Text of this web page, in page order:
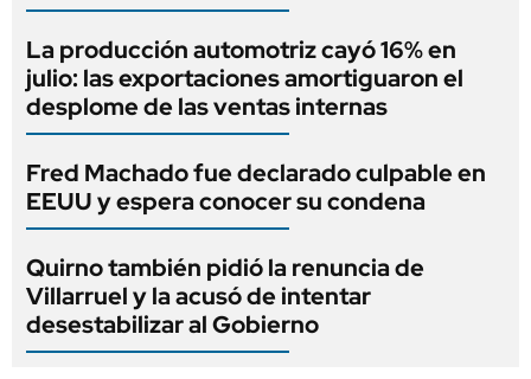
La producción automotriz cayó 16% en
julio: las exportaciones amortiguaron el
desplome de las ventas internas
Fred Machado fue declarado culpable en
EEUU y espera conocer su condena
Quirno también pidió la renuncia de
Villarruel y la acusó de intentar
desestabilizar al Gobierno